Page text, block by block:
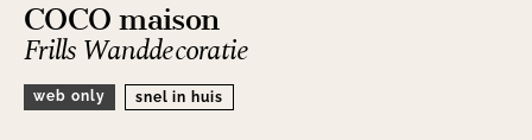
COCO maison
Frills Wanddecoratie
web only snel in huis